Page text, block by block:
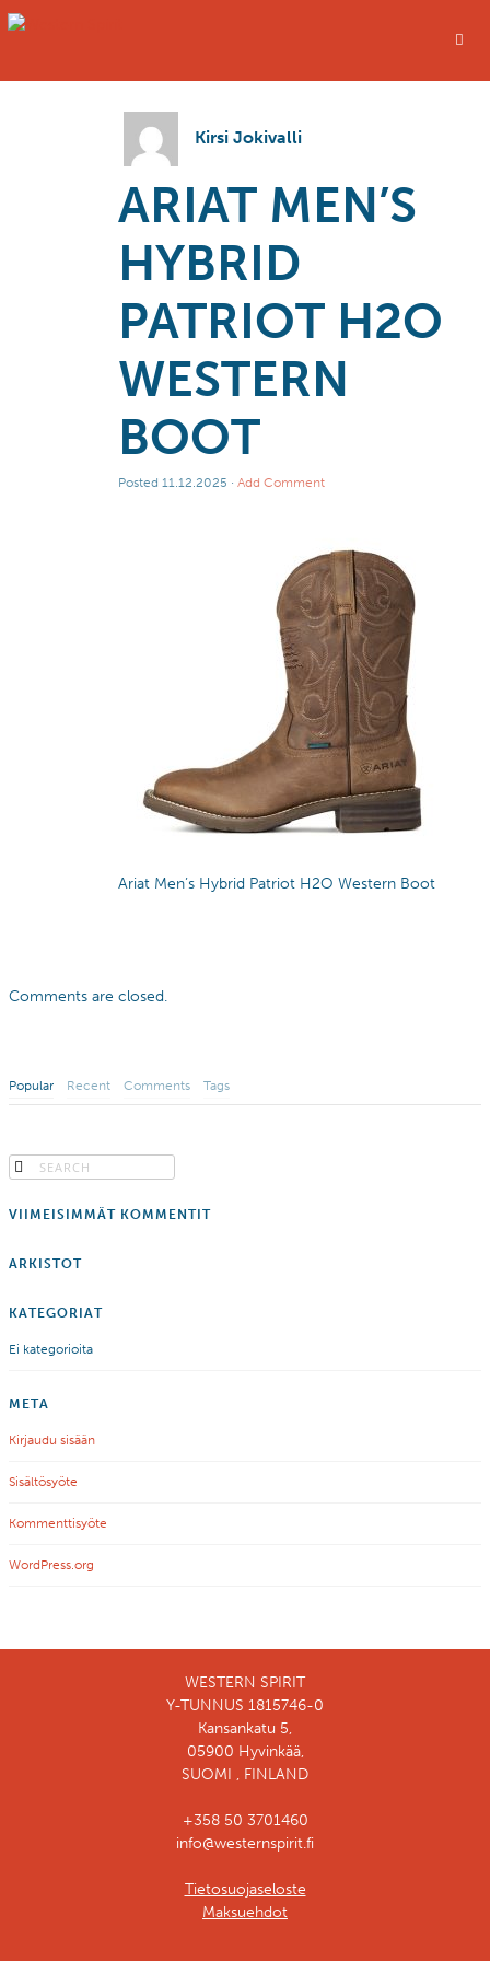
Kirsi Jokivalli
ARIAT MEN’S
HYBRID
PATRIOT H2O
WESTERN
BOOT
Posted 11.12.2025 · Add Comment
Ariat Men’s Hybrid Patriot H2O Western Boot
Comments are closed.
Popular Recent Comments Tags
VIIMEISIMMÄT KOMMENTIT
ARKISTOT
KATEGORIAT
Ei kategorioita
META
Kirjaudu sisään
Sisältösyöte
Kommenttisyöte
WordPress.org
WESTERN SPIRIT
Y-TUNNUS 1815746-0
Kansankatu 5,
05900 Hyvinkää,
SUOMI , FINLAND
+358 50 3701460
info@westernspirit.fi
Tietosuojaseloste
Maksuehdot